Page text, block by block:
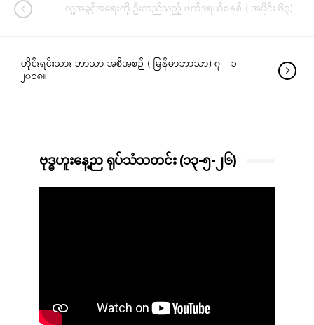
လူ့အခွင့်အရေးကို ဦးတည်သည့် ဖက်ဒရယ်စနစ် ( အပိုင်း ၆၃)
တိုင်းရင်းသား ဘာသာ အစီအစဉ် ( မြန်မာဘာသာ) ၇ – ၁ –
၂၀၁၈။
ဗုဒ္ဓဟူးနေ့ည ရုပ်သံသတင်း (၁၃-၅-၂၆)